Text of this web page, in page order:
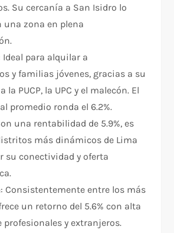
Su cercanía a San Isidro lo
una zona en plena
Ideal para alquilar a
y familias jóvenes, gracias a su
la PUCP, la UPC y el malecón. El
promedio ronda el 6.2%.
una rentabilidad de 5.9%, es
más dinámicos de Lima
su conectividad y oferta
: Consistentemente entre los más
un retorno del 5.6% con alta
profesionales y extranjeros.